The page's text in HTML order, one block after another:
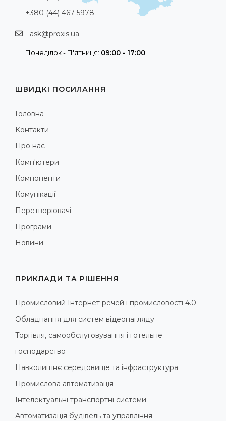
+380 (44) 467-5978
ask@proxis.ua
Понеділок - П'ятниця: 09:00 - 17:00
ШВИДКІ ПОСИЛАННЯ
Головна
Контакти
Про нас
Комп'ютери
Компоненти
Комунікації
Перетворювачі
Програми
Новини
ПРИКЛАДИ ТА РІШЕННЯ
Промисловий Інтернет речей і промисловості 4.0
Обладнання для систем відеонагляду
Торгівля, самообслуговування і готельне
господарство
Навколишнє середовище та інфраструктура
Промислова автоматизація
Інтелектуальні транспортні системи
Автоматизація будівель та управління